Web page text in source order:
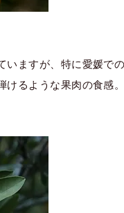
ますが、特に愛媛で
るような果肉の食感